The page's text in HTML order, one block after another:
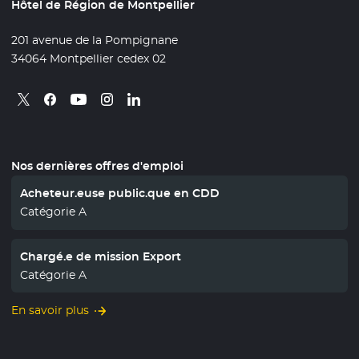
Hôtel de Région de Montpellier
201 avenue de la Pompignane
34064 Montpellier cedex 02
Retrouvez nous sur X
- Nouvelle fenêtre
Retrouvez nous sur Facebook
- Nouvelle fenêtre
Retrouvez nous sur Youtube
- Nouvelle fenêtre
Retrouvez nous sur Instagram
- Nouvelle fenêtre
Retrouvez nous sur Linkedin
- Nouvelle fenêtre
Nos dernières offres d'emploi
Acheteur.euse public.que en CDD
Catégorie A
Chargé.e de mission Export
Catégorie A
En savoir plus